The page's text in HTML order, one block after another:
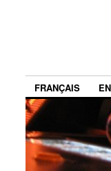
FRANÇAIS